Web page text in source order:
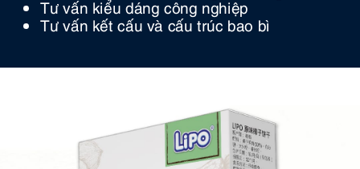
Tư vấn kiểu dáng công nghiệp
Tư vấn kết cấu và cấu trúc bao bì